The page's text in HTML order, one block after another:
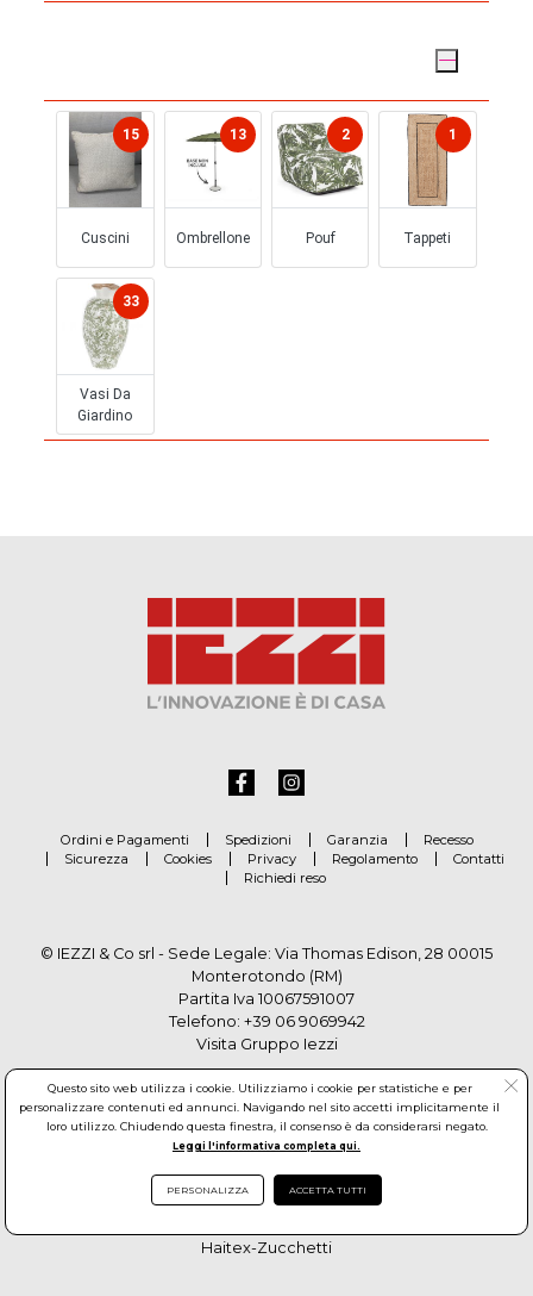
Cuscini
15
Ombrellone
13
Pouf
2
Tappeti
1
Vasi Da
Giardino
33
Ordini e Pagamenti Spedizioni Garanzia
Recesso
Sicurezza
Cookies Privacy Regolamento
Contatti
Richiedi reso
© IEZZI & Co srl - Sede Legale: Via Thomas Edison, 28 00015
Monterotondo (RM)
Partita Iva 10067591007
Telefono: +39 06 9069942
Visita Gruppo Iezzi
Haitex-Zucchetti
Questo sito web utilizza i cookie. Utilizziamo i cookie per statistiche e per
personalizzare contenuti ed annunci. Navigando nel sito accetti implicitamente il
loro utilizzo. Chiudendo questa finestra, il consenso è da considerarsi negato.
Leggi l'informativa completa qui.
PERSONALIZZA ACCETTA TUTTI